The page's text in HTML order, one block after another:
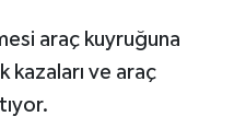
araç kuyruğuna
kazaları ve araç